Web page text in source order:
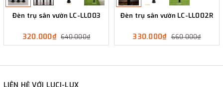
Đèn trụ sân vườn LC-LL003
320.000₫ 640.000₫
Đèn trụ sân vườn LC-LL002R
330.000₫ 660.000₫